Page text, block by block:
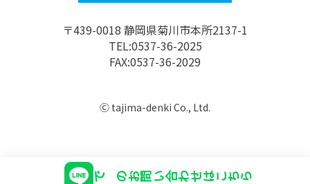
でのお問い合わせはこちら
〒439-0018 静岡県菊川市本所2137-1
TEL:0537-36-2025
FAX:0537-36-2029
Ⓒ tajima-denki Co., Ltd.